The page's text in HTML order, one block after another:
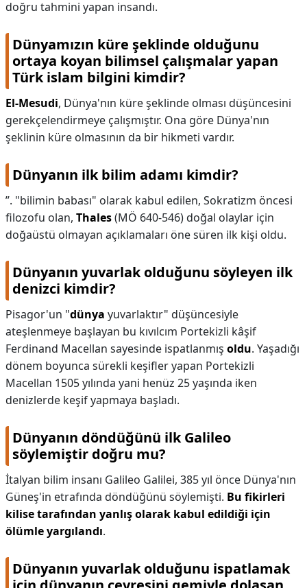
doğru tahmini yapan insandı.
Dünyamızın küre şeklinde olduğunu
ortaya koyan bilimsel çalışmalar yapan
Türk islam bilgini kimdir?
El-Mesudi, Dünya'nın küre şeklinde olması düşüncesini
gerekçelendirmeye çalışmıştır. Ona göre Dünya'nın
şeklinin küre olmasının da bir hikmeti vardır.
Dünyanın ilk bilim adamı kimdir?
”. "bilimin babası" olarak kabul edilen, Sokratizm öncesi
filozofu olan, Thales(MÖ 640-546) doğal olaylar için
doğaüstü olmayan açıklamaları öne süren ilk kişi oldu.
Dünyanın yuvarlak olduğunu söyleyen ilk
denizci kimdir?
Pisagor'un "dünya yuvarlaktır" düşüncesiyle
ateşlenmeye başlayan bu kıvılcım Portekizli kâşif
Ferdinand Macellan sayesinde ispatlanmış oldu. Yaşadığı
dönem boyunca sürekli keşifler yapan Portekizli
Macellan 1505 yılında yani henüz 25 yaşında iken
denizlerde keşif yapmaya başladı.
Dünyanın döndüğünü ilk Galileo
söylemiştir doğru mu?
İtalyan bilim insanı Galileo Galilei, 385 yıl önce Dünya'nın
Güneş'in etrafında döndüğünü söylemişti. Bu fikirleri
kilise tarafından yanlış olarak kabul edildiği için
ölümle yargılandı.
Dünyanın yuvarlak olduğunu ispatlamak